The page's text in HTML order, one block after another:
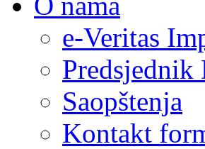
e-Veritas
Predsjednik
Saopštenja
Kontakt